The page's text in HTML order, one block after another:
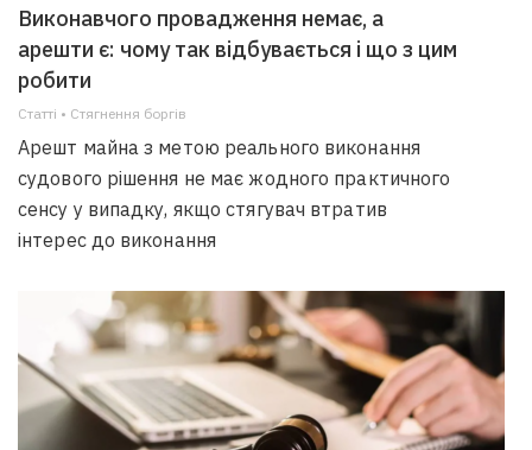
Виконавчого провадження немає, а
арешти є: чому так відбувається і що з цим
робити
Статті • Стягнення боргiв
Арешт майна з метою реального виконання
судового рішення не має жодного практичного
сенсу у випадку, якщо стягувач втратив
інтерес до виконання